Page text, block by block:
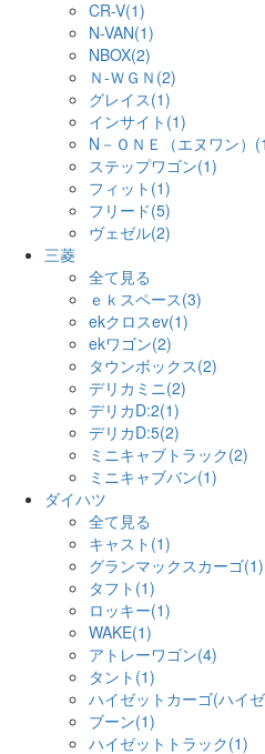
CR-V(1)
N-VAN(1)
NBOX(2)
Ｎ-ＷＧＮ(2)
グレイス(1)
インサイト(1)
N－ＯＮＥ（エヌワン）
ステップワゴン(1)
フィット(1)
フリード(5)
ヴェゼル(2)
三菱
全て見る
ｅｋスペース(3)
ekクロスev(1)
ekワゴン(2)
タウンボックス(2)
デリカミニ(2)
デリカD:2(1)
デリカD:5(2)
ミニキャブトラック(2)
ミニキャブバン(1)
ダイハツ
全て見る
キャスト(1)
グランマックスカーゴ(1)
タフト(1)
ロッキー(1)
WAKE(1)
アトレーワゴン(4)
タント(1)
ハイゼットカーゴ(ハイ
ブーン(1)
ハイゼットトラック(1)